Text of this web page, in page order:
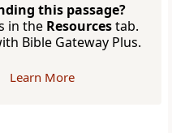
this passage?
in the Resourcestab.
Bible Gateway Plus.
Learn More